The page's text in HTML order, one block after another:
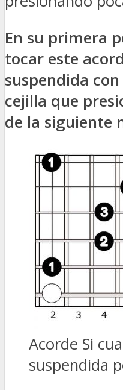
En su primera
tocar este
suspendida
cejilla que
de la siguiente
Acorde Si
suspendida